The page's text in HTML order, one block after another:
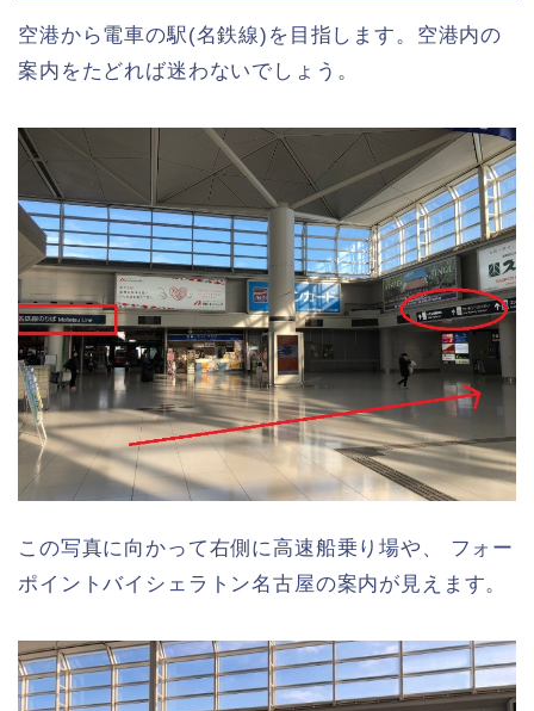
空港から電車の駅(名鉄線)を目指します。空港内の
案内をたどれば迷わないでしょう。
この写真に向かって右側に高速船乗り場や、 フォー
ポイントバイシェラトン名古屋の案内が見えます。